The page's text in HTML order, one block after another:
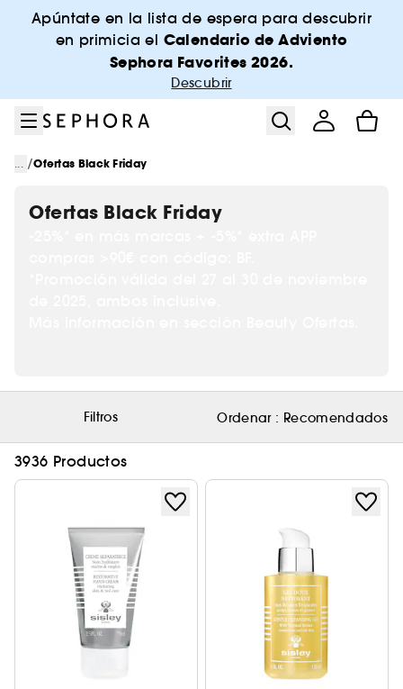
Ir al menú
Ir al contenido principal
Ir al pie de página
Apúntate en la lista de espera para descubrir
en primicia el Calendario de Adviento
Sephora Favorites 2026.
Descubrir
... /Ofertas Black Friday
Ofertas Black Friday
Filtros Ordenar : Recomendados
3936 Productos